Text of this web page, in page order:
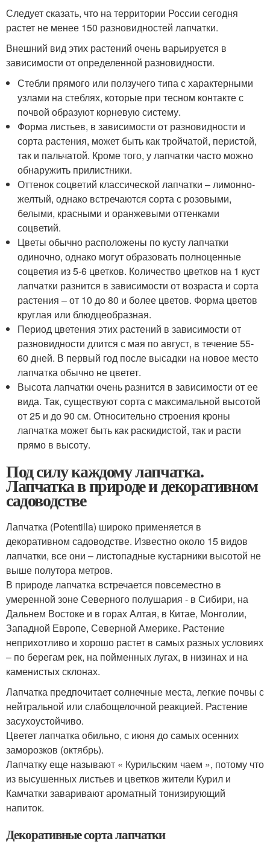
Следует сказать, что на территории России сегодня
растет не менее 150 разновидностей лапчатки.
Внешний вид этих растений очень варьируется в
зависимости от определенной разновидности.
Стебли прямого или ползучего типа с характерными
узлами на стеблях, которые при тесном контакте с
почвой образуют корневую систему.
Форма листьев, в зависимости от разновидности и
сорта растения, может быть как тройчатой, перистой,
так и пальчатой. Кроме того, у лапчатки часто можно
обнаружить прилистники.
Оттенок соцветий классической лапчатки – лимонно-
желтый, однако встречаются сорта с розовыми,
белыми, красными и оранжевыми оттенками
соцветий.
Цветы обычно расположены по кусту лапчатки
одиночно, однако могут образовать полноценные
соцветия из 5-6 цветков. Количество цветков на 1 куст
лапчатки разнится в зависимости от возраста и сорта
растения – от 10 до 80 и более цветов. Форма цветов
круглая или блюдцеобразная.
Период цветения этих растений в зависимости от
разновидности длится с мая по август, в течение 55-
60 дней. В первый год после высадки на новое место
лапчатка обычно не цветет.
Высота лапчатки очень разнится в зависимости от ее
вида. Так, существуют сорта с максимальной высотой
от 25 и до 90 см. Относительно строения кроны
лапчатка может быть как раскидистой, так и расти
прямо в высоту.
Под силу каждому лапчатка.
Лапчатка в природе и декоративном
садоводстве
Лапчатка (Potentilla) широко применяется в
декоративном садоводстве. Известно около 15 видов
лапчатки, все они – листопадные кустарники высотой не
выше полутора метров.
В природе лапчатка встречается повсеместно в
умеренной зоне Северного полушария - в Сибири, на
Дальнем Востоке и в горах Алтая, в Китае, Монголии,
Западной Европе, Северной Америке. Растение
неприхотливо и хорошо растет в самых разных условиях
– по берегам рек, на пойменных лугах, в низинах и на
каменистых склонах.
Лапчатка предпочитает солнечные места, легкие почвы с
нейтральной или слабощелочной реакцией. Растение
засухоустойчиво.
Цветет лапчатка обильно, с июня до самых осенних
заморозков (октябрь).
Лапчатку еще называют « Курильским чаем », потому что
из высушенных листьев и цветков жители Курил и
Камчатки заваривают ароматный тонизирующий
напиток.
Декоративные сорта лапчатки